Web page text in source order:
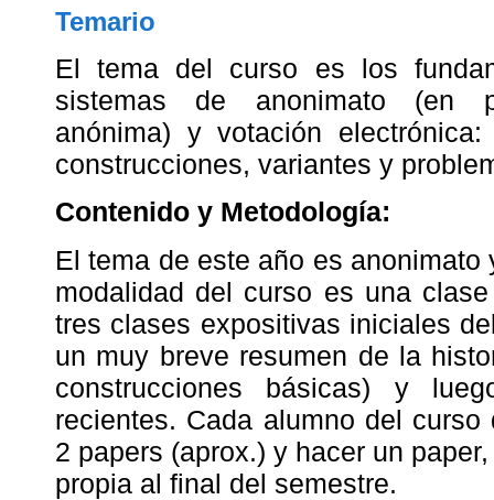
Temario
El tema del curso es los
sistemas de anonimato (en
anónima) y votación
construcciones, variantes y
Contenido y Metodología:
El tema de este año es
modalidad del curso es una
tres clases expositivas iniciales
un muy breve resumen de la
construcciones básicas) y
recientes. Cada alumno del
2 papers (aprox.) y hacer un
propia al final del semestre.